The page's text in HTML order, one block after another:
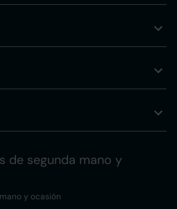
de segunda mano y
y ocasión